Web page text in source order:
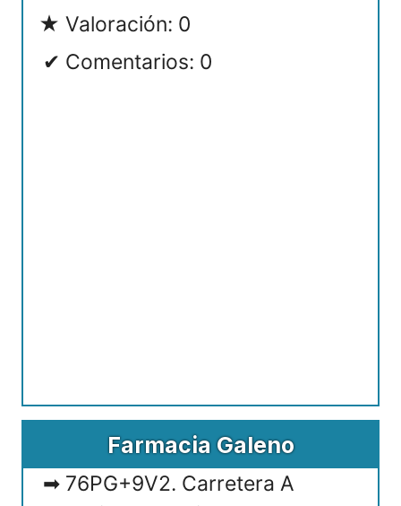
Valoración: 0
Comentarios: 0
Farmacia Galeno
76PG+9V2. Carretera A